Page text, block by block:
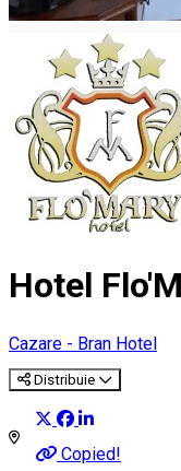
Hotel
Cazare - Bran Hotel
Distribuie
Copied!